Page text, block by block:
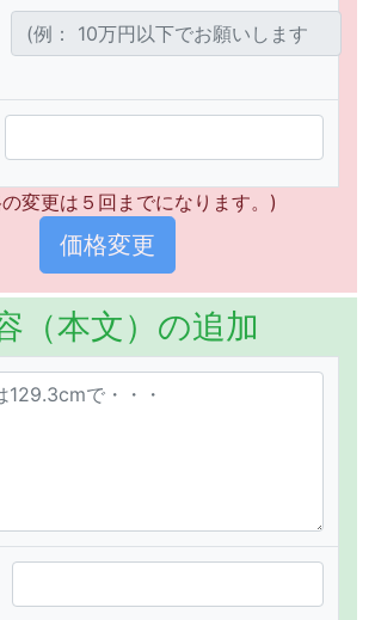
変更は５回までになります。)
（本文）の追加